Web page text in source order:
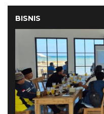
BISNIS